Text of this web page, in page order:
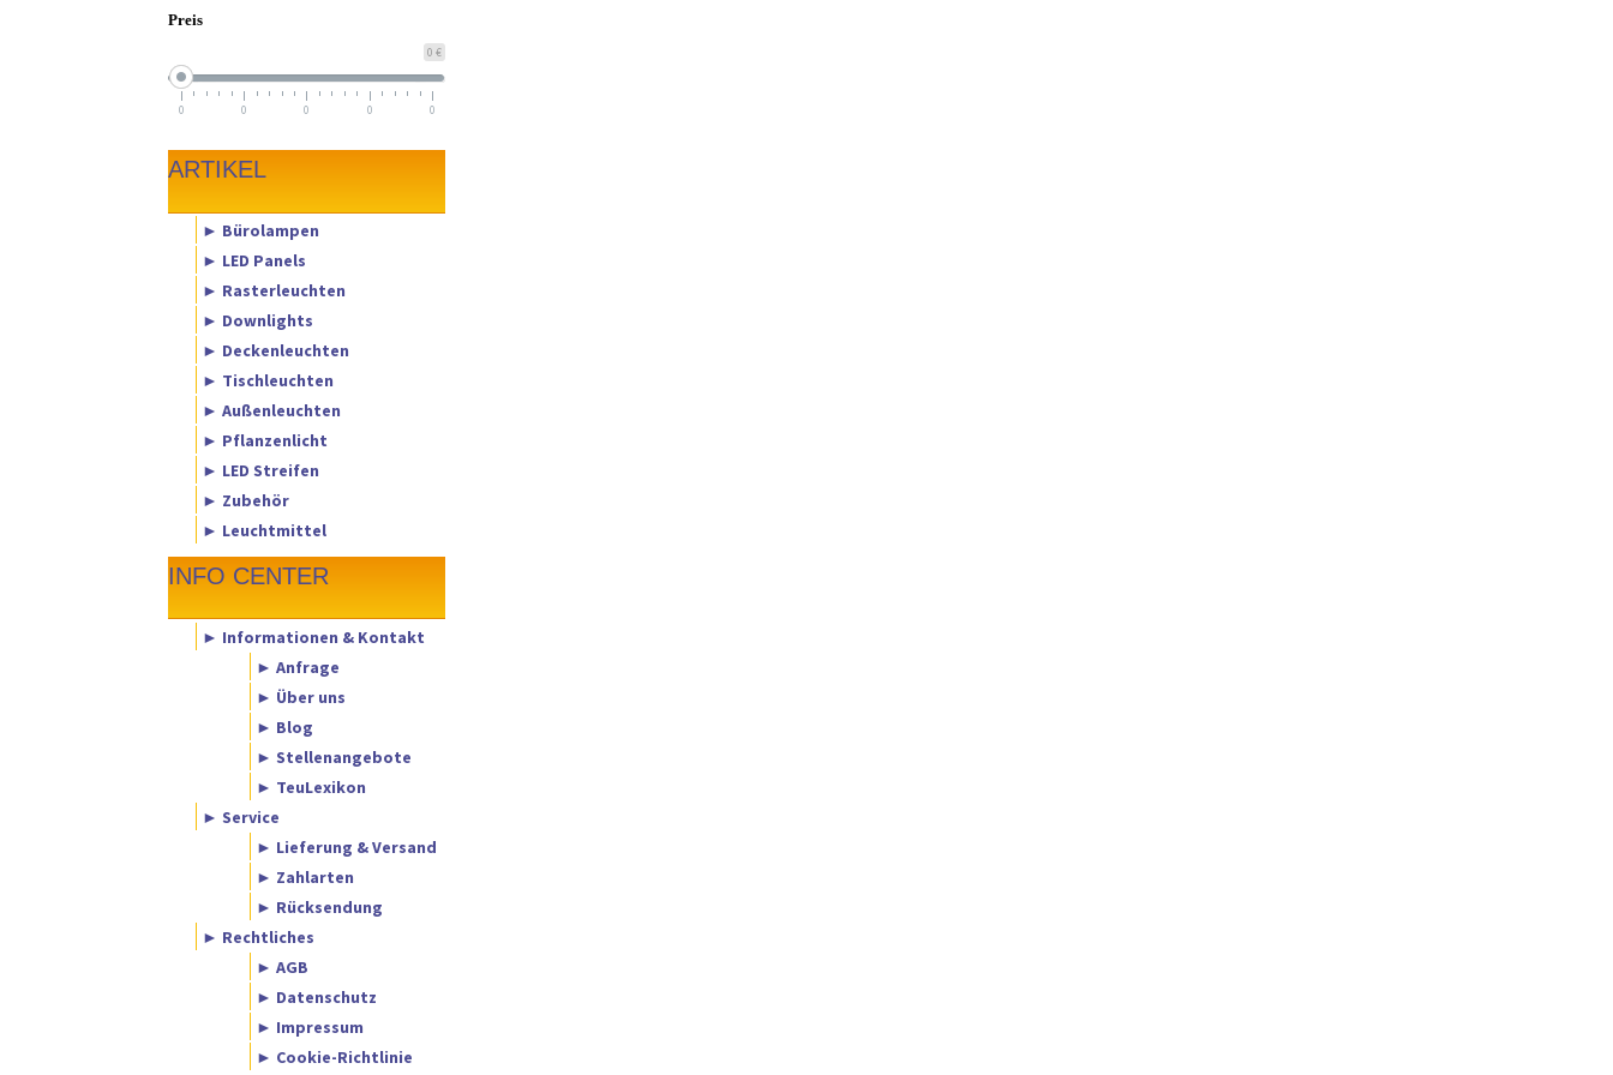
Preis
0 €
0 0 0 0 0
ARTIKEL
► Bürolampen
► LED Panels
► Rasterleuchten
► Downlights
► Deckenleuchten
► Tischleuchten
► Außenleuchten
► Pflanzenlicht
► LED Streifen
► Zubehör
► Leuchtmittel
INFO CENTER
► Informationen & Kontakt
► Anfrage
► Über uns
► Blog
► Stellenangebote
► TeuLexikon
► Service
► Lieferung & Versand
► Zahlarten
► Rücksendung
► Rechtliches
► AGB
► Datenschutz
► Impressum
► Cookie-Richtlinie